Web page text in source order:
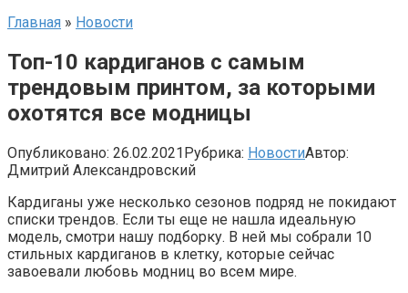
Главная » Новости
Топ-10 кардиганов с самым
трендовым принтом, за которыми
охотятся все модницы
Опубликовано: 26.02.2021Рубрика: НовостиАвтор:
Дмитрий Александровский
Кардиганы уже несколько сезонов подряд не покидают
списки трендов. Если ты еще не нашла идеальную
модель, смотри нашу подборку. В ней мы собрали 10
стильных кардиганов в клетку, которые сейчас
завоевали любовь модниц во всем мире.